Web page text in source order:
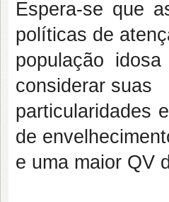
Espera-se que
políticas de
população
considerar suas
particularidades
de
e uma maior QV